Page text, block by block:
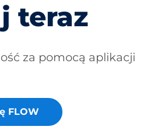
teraz
za pomocą aplikacji
FLOW